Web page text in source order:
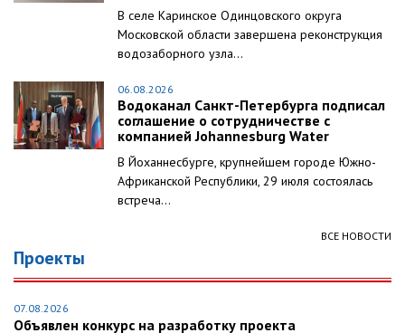
В селе Каринское Одинцовского округа
Московской области завершена реконструкция
водозаборного узла...
06.08.2026
Водоканал Санкт-Петербурга подписал
соглашение о сотрудничестве с
компанией Johannesburg Water
В Йоханнесбурге, крупнейшем городе Южно-
Африканской Республики, 29 июля состоялась
встреча...
ВСЕ НОВОСТИ
Проекты
07.08.2026
Объявлен конкурс на разработку проекта